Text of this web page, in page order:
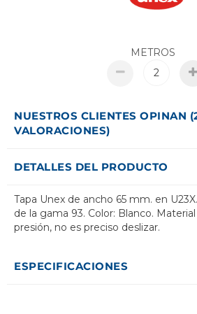
METROS
NUESTROS CLIENTES OPINAN
VALORACIONES)
DETALLES DEL PRODUCTO
Tapa Unex de ancho 65 mm. en
de la gama 93. Color: Blanco.
presión, no es preciso deslizar.
ESPECIFICACIONES